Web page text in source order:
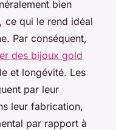
bien
ce qui le rend idéal
Par conséquent,
des bijoux gold
et longévité. Les
par leur
leur fabrication,
par rapport à